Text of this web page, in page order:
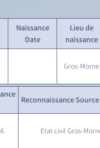
Naissance
Date
Lieu de
naissance
Gros-Morne
Reconnaissance
Etat civil Gros-